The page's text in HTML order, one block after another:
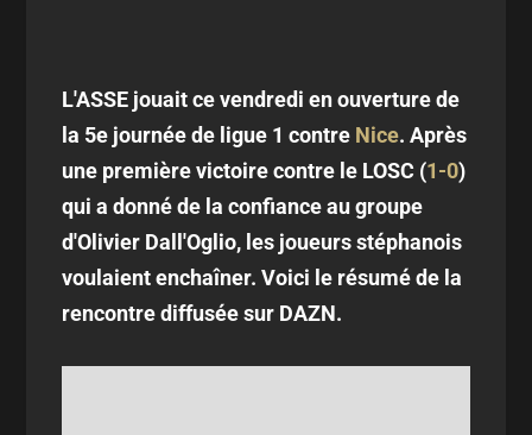
L'ASSE jouait ce vendredi en ouverture de
la 5e journée de ligue 1 contre Nice. Après
une première victoire contre le LOSC (1-0)
qui a donné de la confiance au groupe
d'Olivier Dall'Oglio, les joueurs stéphanois
voulaient enchaîner. Voici le résumé de la
rencontre diffusée sur DAZN.